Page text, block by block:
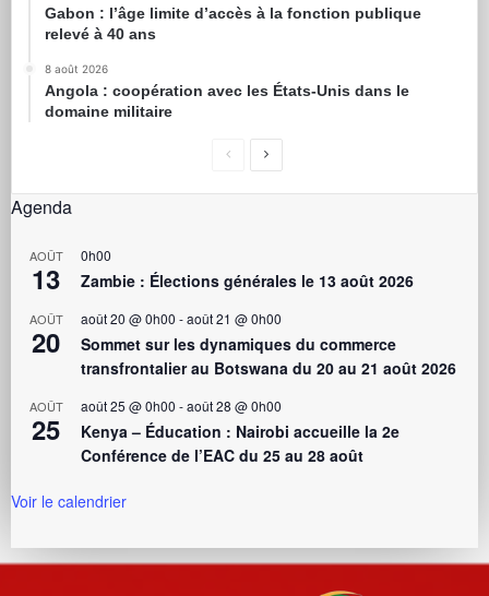
Gabon : l’âge limite d’accès à la fonction publique
relevé à 40 ans
8 août 2026
Angola : coopération avec les États-Unis dans le
domaine militaire
Agenda
AOÛT
13
0h00
Zambie : Élections générales le 13 août 2026
AOÛT
20
août 20 @ 0h00 -août 21 @ 0h00
Sommet sur les dynamiques du commerce
transfrontalier au Botswana du 20 au 21 août 2026
AOÛT
25
août 25 @ 0h00 -août 28 @ 0h00
Kenya – Éducation : Nairobi accueille la 2e
Conférence de l’EAC du 25 au 28 août
Voir le calendrier